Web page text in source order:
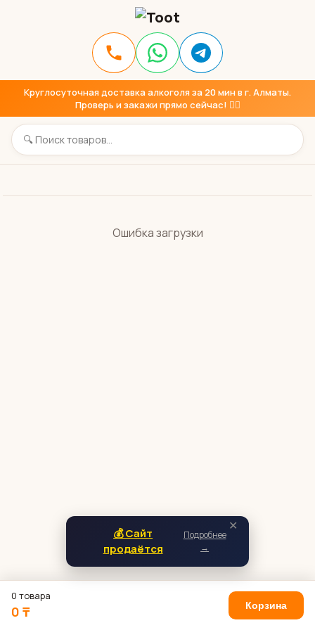
Круглосуточная доставка алкоголя за 20 мин в г. Алматы.
Проверь и закажи прямо сейчас! 👇🏼
Ошибка загрузки
✕
💰 Сайт
продаётся
Подробнее
→
0 товара
0 ₸ Корзина